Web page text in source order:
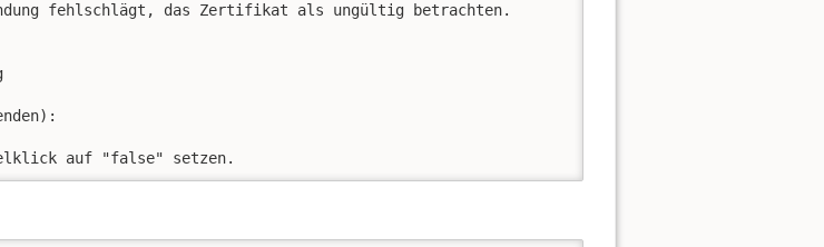
fehlschlägt, das Zertifikat als ungültig betrachten.
auf "false" setzen.